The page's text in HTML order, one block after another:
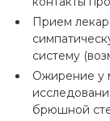
Прием
систему
Ожирение у
брюшной